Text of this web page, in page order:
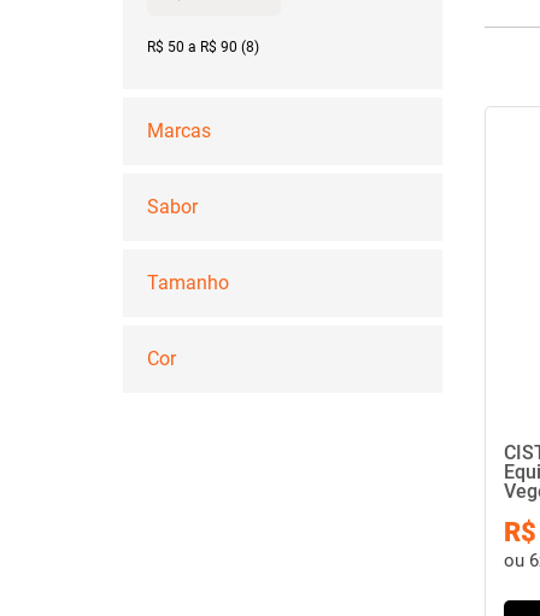
R$ 50 a R$ 90 (8)
Marcas
Sabor
Tamanho
Cor
ou